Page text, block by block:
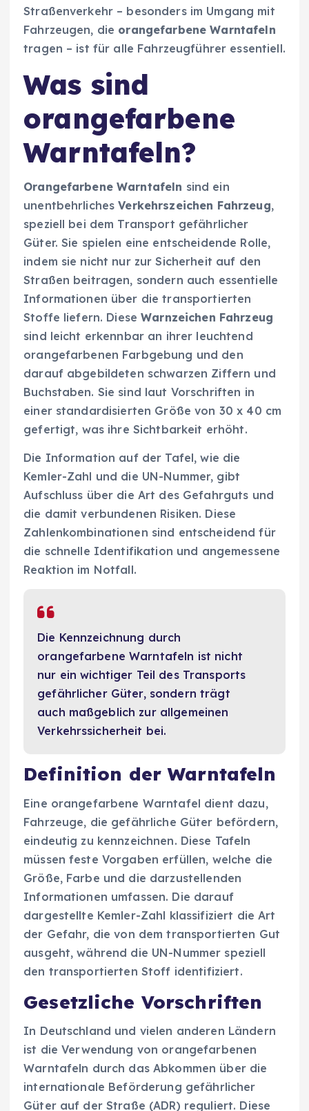
Straßenverkehr – besonders im Umgang mit
Fahrzeugen, die orangefarbene Warntafeln
tragen – ist für alle Fahrzeugführer essentiell.
Was sind
orangefarbene
Warntafeln?
Orangefarbene Warntafeln sind ein
unentbehrlichesVerkehrszeichen Fahrzeug,
speziell bei dem Transport gefährlicher
Güter. Sie spielen eine entscheidende Rolle,
indem sie nicht nur zur Sicherheit auf den
Straßen beitragen, sondern auch essentielle
Informationen über die transportierten
Stoffe liefern. DieseWarnzeichen Fahrzeug
sind leicht erkennbar an ihrer leuchtend
orangefarbenen Farbgebung und den
darauf abgebildeten schwarzen Ziffern und
Buchstaben. Sie sind laut Vorschriften in
einer standardisierten Größe von 30 x 40 cm
gefertigt, was ihre Sichtbarkeit erhöht.
Die Information auf der Tafel, wie die
Kemler-Zahl und die UN-Nummer, gibt
Aufschluss über die Art des Gefahrguts und
die damit verbundenen Risiken. Diese
Zahlenkombinationen sind entscheidend für
die schnelle Identifikation und angemessene
Reaktion im Notfall.
Die Kennzeichnung durch
orangefarbene Warntafeln ist nicht
nur ein wichtiger Teil des Transports
gefährlicher Güter, sondern trägt
auch maßgeblich zur allgemeinen
Verkehrssicherheit bei.
Definition der Warntafeln
Eine orangefarbene Warntafel dient dazu,
Fahrzeuge, die gefährliche Güter befördern,
eindeutig zu kennzeichnen. Diese Tafeln
müssen feste Vorgaben erfüllen, welche die
Größe, Farbe und die darzustellenden
Informationen umfassen. Die darauf
dargestellte Kemler-Zahl klassifiziert die Art
der Gefahr, die von dem transportierten Gut
ausgeht, während die UN-Nummer speziell
den transportierten Stoff identifiziert.
Gesetzliche Vorschriften
In Deutschland und vielen anderen Ländern
ist die Verwendung von orangefarbenen
Warntafeln durch das Abkommen über die
internationale Beförderung gefährlicher
Güter auf der Straße (ADR) reguliert. Diese